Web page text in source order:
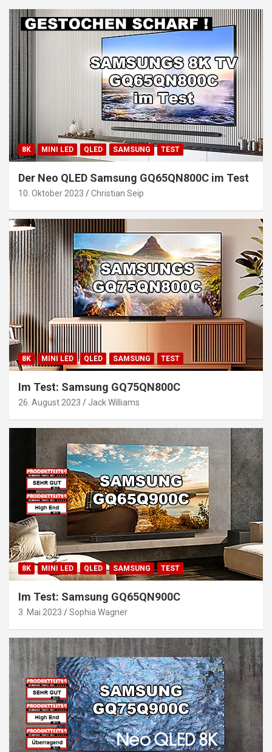
8K MINI LED QLED SAMSUNG TEST
Der Neo QLED Samsung GQ65QN800C im Test
10. Oktober 2023 Christian Seip
8K MINI LED QLED SAMSUNG TEST
Im Test: Samsung GQ75QN800C
26. August 2023 Jack Williams
8K MINI LED QLED SAMSUNG TEST
Im Test: Samsung GQ65QN900C
3. Mai 2023 Sophia Wagner